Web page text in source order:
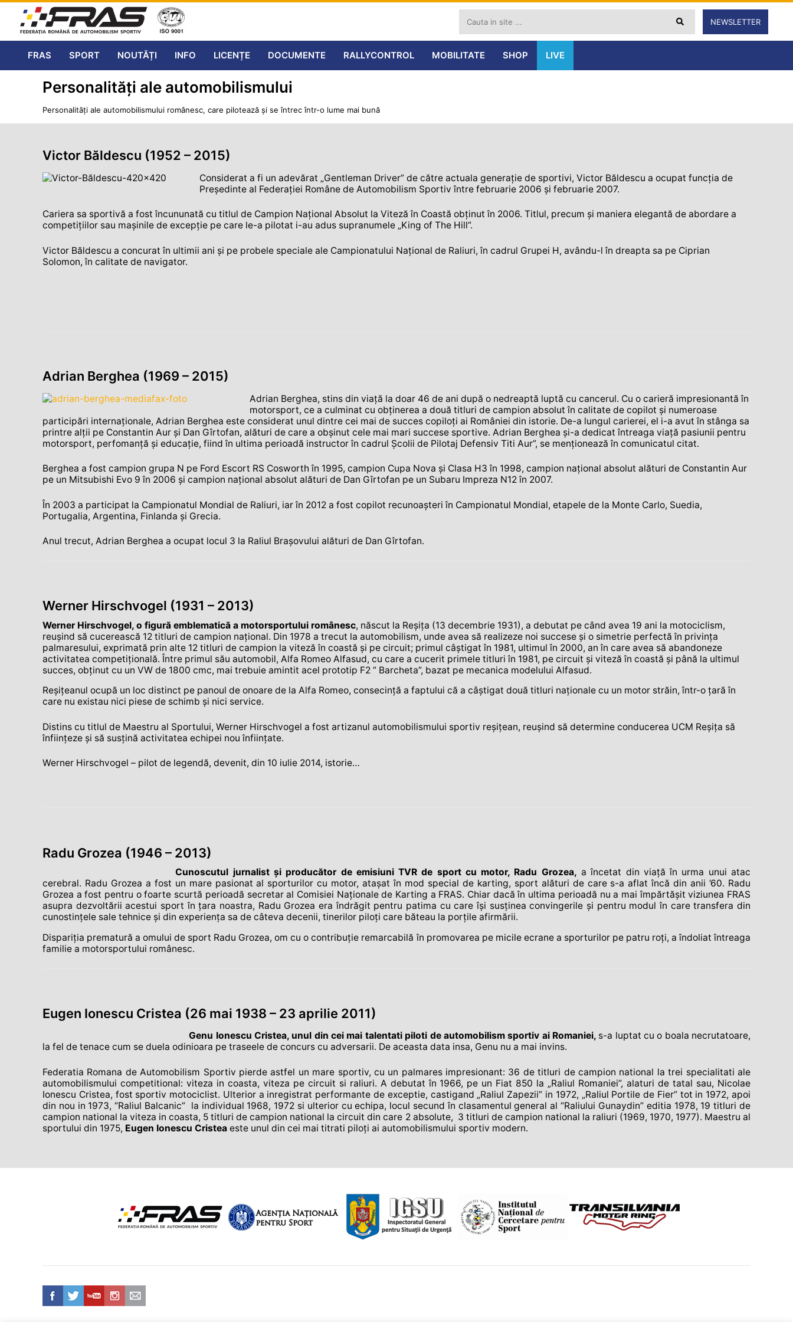
NEWSLETTER
FRAS SPORT NOUTĂȚI INFO LICENȚE DOCUMENTE RALLYCONTROL MOBILITATE SHOP LIVE
Personalități ale automobilismului
Personalităţi ale automobilismului românesc, care pilotează şi se întrec într-o lume mai bună
Victor Băldescu (1952 – 2015)
Considerat a fi un adevărat „Gentleman Driver” de către actuala generație de sportivi, Victor Băldescu a ocupat funcția de
Președinte al Federației Române de Automobilism Sportiv între februarie 2006 și februarie 2007.
Cariera sa sportivă a fost încununată cu titlul de Campion Național Absolut la Viteză în Coastă obținut în 2006. Titlul, precum și maniera elegantă de abordare a
competițiilor sau mașinile de excepție pe care le-a pilotat i-au adus supranumele „King of The Hill”.
Victor Băldescu a concurat în ultimii ani și pe probele speciale ale Campionatului Național de Raliuri, în cadrul Grupei H, avându-l în dreapta sa pe Ciprian
Solomon, în calitate de navigator.
Adrian Berghea (1969 – 2015)
Adrian Berghea, stins din viaţă la doar 46 de ani după o nedreaptă luptă cu cancerul. Cu o carieră impresionantă în
motorsport, ce a culminat cu obţinerea a două titluri de campion absolut în calitate de copilot şi numeroase
participări internaţionale, Adrian Berghea este considerat unul dintre cei mai de succes copiloţi ai României din istorie. De-a lungul carierei, el i-a avut în stânga sa
printre alţii pe Constantin Aur şi Dan Gîrtofan, alături de care a obşinut cele mai mari succese sportive. Adrian Berghea şi-a dedicat întreaga viaţă pasiunii pentru
motorsport, perfomanţă şi educaţie, fiind în ultima perioadă instructor în cadrul Şcolii de Pilotaj Defensiv Titi Aur”, se menţionează în comunicatul citat.
Berghea a fost campion grupa N pe Ford Escort RS Cosworth în 1995, campion Cupa Nova şi Clasa H3 în 1998, campion naţional absolut alături de Constantin Aur
pe un Mitsubishi Evo 9 în 2006 şi campion naţional absolut alături de Dan Gîrtofan pe un Subaru Impreza N12 în 2007.
În 2003 a participat la Campionatul Mondial de Raliuri, iar în 2012 a fost copilot recunoaşteri în Campionatul Mondial, etapele de la Monte Carlo, Suedia,
Portugalia, Argentina, Finlanda şi Grecia.
Anul trecut, Adrian Berghea a ocupat locul 3 la Raliul Braşovului alături de Dan Gîrtofan.
Werner Hirschvogel (1931 – 2013)
Werner Hirschvogel, o figură emblematică a motorsportului românesc, născut la Reşiţa (13 decembrie 1931), a debutat pe când avea 19 ani la motociclism,
reuşind să cucerească 12 titluri de campion naţional. Din 1978 a trecut la automobilism, unde avea să realizeze noi succese şi o simetrie perfectă în privinţa
palmaresului, exprimată prin alte 12 titluri de campion la viteză în coastă şi pe circuit; primul câştigat în 1981, ultimul în 2000, an în care avea să abandoneze
activitatea competiţională. Între primul său automobil, Alfa Romeo Alfasud, cu care a cucerit primele titluri în 1981, pe circuit şi viteză în coastă şi până la ultimul
succes, obţinut cu un VW de 1800 cmc, mai trebuie amintit acel prototip F2 ” Barcheta”, bazat pe mecanica modelului Alfasud.
Reşiţeanul ocupă un loc distinct pe panoul de onoare de la Alfa Romeo, consecinţă a faptului că a câştigat două titluri naţionale cu un motor străin, într-o ţară în
care nu existau nici piese de schimb şi nici service.
Distins cu titlul de Maestru al Sportului, Werner Hirschvogel a fost artizanul automobilismului sportiv reşiţean, reuşind să determine conducerea UCM Reşiţa să
înfiinţeze şi să susţină activitatea echipei nou înfiinţate.
Werner Hirschvogel – pilot de legendă, devenit, din 10 iulie 2014, istorie…
Radu Grozea (1946 – 2013)
Cunoscutul jurnalist şi producător de emisiuni TVR de sport cu motor, Radu Grozea, a încetat din viață în urma unui atac
cerebral. Radu Grozea a fost un mare pasionat al sporturilor cu motor, ataşat în mod special de karting, sport alături de care s-a aflat încă din anii ’60. Radu
Grozea a fost pentru o foarte scurtă perioadă secretar al Comisiei Naționale de Karting a FRAS. Chiar dacă în ultima perioadă nu a mai împărtăşit viziunea FRAS
asupra dezvoltării acestui sport în țara noastra, Radu Grozea era îndrăgit pentru patima cu care îşi susținea convingerile şi pentru modul în care transfera din
cunostințele sale tehnice şi din experiența sa de câteva decenii, tinerilor piloți care băteau la porțile afirmării.
Dispariția prematură a omului de sport Radu Grozea, om cu o contribuție remarcabilă în promovarea pe micile ecrane a sporturilor pe patru roți, a îndoliat întreaga
familie a motorsportului românesc.
Eugen Ionescu Cristea (26 mai 1938 – 23 aprilie 2011)
Genu Ionescu Cristea, unul din cei mai talentati piloti de automobilism sportiv ai Romaniei, s-a luptat cu o boala necrutatoare,
la fel de tenace cum se duela odinioara pe traseele de concurs cu adversarii. De aceasta data insa, Genu nu a mai invins.
Federatia Romana de Automobilism Sportiv pierde astfel un mare sportiv, cu un palmares impresionant: 36 de titluri de campion national la trei specialitati ale
automobilismului competitional: viteza in coasta, viteza pe circuit si raliuri. A debutat în 1966, pe un Fiat 850 la „Raliul Romaniei”, alaturi de tatal sau, Nicolae
Ionescu Cristea, fost sportiv motociclist. Ulterior a inregistrat performante de exceptie, castigand „Raliul Zapezii” in 1972, „Raliul Portile de Fier” tot in 1972, apoi
din nou in 1973, “Raliul Balcanic” la individual 1968, 1972 si ulterior cu echipa, locul secund în clasamentul general al “Raliului Gunaydin” editia 1978, 19 titluri de
campion national la viteza in coasta, 5 titluri de campion national la circuit din care 2 absolute, 3 titluri de campion national la raliuri (1969, 1970, 1977). Maestru al
sportului din 1975, Eugen Ionescu Cristea este unul din cei mai titrati piloţi ai automobilismului sportiv modern.